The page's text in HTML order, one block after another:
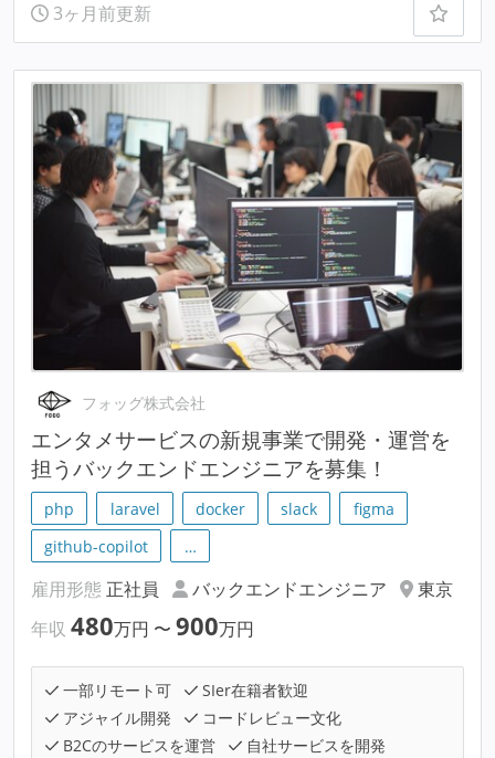
3ヶ月前更新
フォッグ株式会社
エンタメサービスの新規事業で開発・運営を
担うバックエンドエンジニアを募集！
php laravel docker slack
figma
github-copilot
…
雇用形態 正社員 バックエンドエンジニア
東京
年収 480万円 〜 900万円
一部リモート可
SIer在籍者歓迎
アジャイル開発
コードレビュー文化
B2Cのサービスを運営
自社サービスを開発